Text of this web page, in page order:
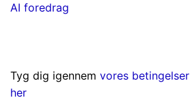
AI foredrag
Tyg dig igennem vores betingelser
her